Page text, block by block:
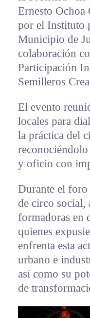
Ernesto Ochoa
por el Instituto
Municipio de
colaboración
Participación
Semilleros
El evento
locales para
la práctica del
y oficio con
Durante el foro
de circo social,
formadoras en
quienes
enfrenta esta
urbano e
así como su
de